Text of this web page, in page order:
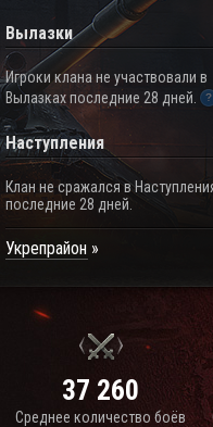
Вылазки
Игроки клана не участвовали в
Вылазках последние 28 дней.
Наступления
Клан не сражался в
последние 28 дней.
Укрепрайон
37 260
Среднее количество боёв